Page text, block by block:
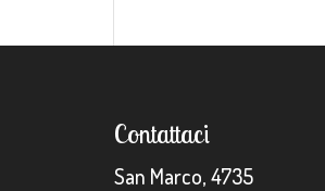
Contattaci
San Marco, 4735